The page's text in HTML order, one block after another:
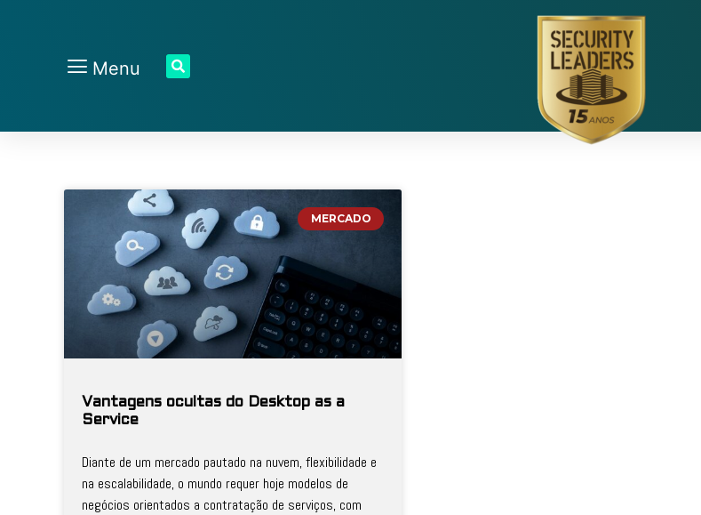
Menu
MERCADO
Vantagens ocultas do Desktop as a
Service
Diante de um mercado pautado na nuvem, flexibilidade e
na escalabilidade, o mundo requer hoje modelos de
negócios orientados a contratação de serviços, com